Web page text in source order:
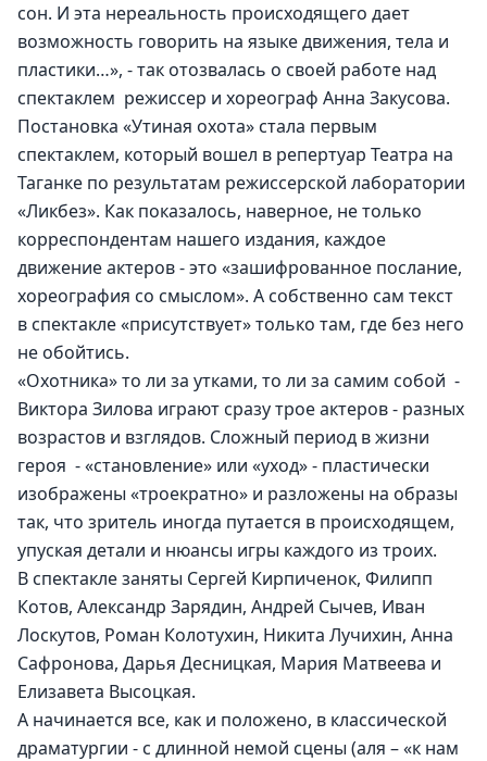
сон. И эта нереальность происходящего дает
возможность говорить на языке движения, тела и
пластики…», - так отозвалась о своей работе над
спектаклем  режиссер и хореограф Анна Закусова.
Постановка «Утиная охота» стала первым
спектаклем, который вошел в репертуар Театра на
Таганке по результатам режиссерской лаборатории
«Ликбез». Как показалось, наверное, не только
корреспондентам нашего издания, каждое
движение актеров - это «зашифрованное послание,
хореография со смыслом». А собственно сам текст
в спектакле «присутствует» только там, где без него
не обойтись.
«Охотника» то ли за утками, то ли за самим собой  -
Виктора Зилова играют сразу трое актеров - разных
возрастов и взглядов. Сложный период в жизни
героя  - «становление» или «уход» - пластически
изображены «троекратно» и разложены на образы
так, что зритель иногда путается в происходящем,
упуская детали и нюансы игры каждого из троих.
В спектакле заняты Сергей Кирпиченок, Филипп
Котов, Александр Зарядин, Андрей Сычев, Иван
Лоскутов, Роман Колотухин, Никита Лучихин, Анна
Сафронова, Дарья Десницкая, Мария Матвеева и
Елизавета Высоцкая.
А начинается все, как и положено, в классической
драматургии - с длинной немой сцены (аля – «к нам